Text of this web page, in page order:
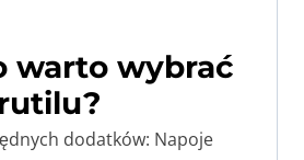
warto wybrać
dodatków: Napoje